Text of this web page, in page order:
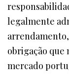
legalmente
obrigação que
mercado